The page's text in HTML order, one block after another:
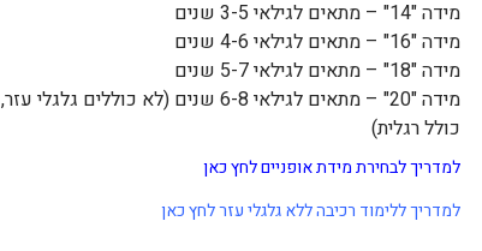
מידה "14" – מתאים לגילאי 3-5 שנים
מידה "16" – מתאים לגילאי 4-6 שנים
מידה "18" – מתאים לגילאי 5-7 שנים
מידה "20" – מתאים לגילאי 6-8 שנים (לא כוללים גלגלי עזר,
כולל רגלית)
למדריך לבחירת מידת אופניים לחץ כאן
למדריך ללימוד רכיבה ללא גלגלי עזר לחץ כאן